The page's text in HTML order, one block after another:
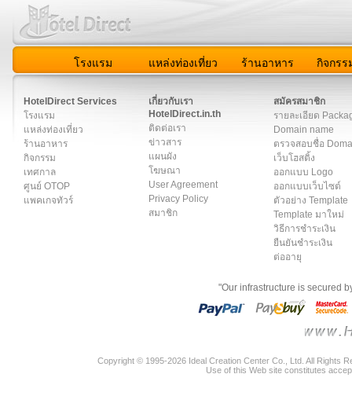
โรงแรม แหล่งท่องเที่ยว ร้านอาหาร กิจกรร
HotelDirect Services
โรงแรม
แหล่งท่องเที่ยว
ร้านอาหาร
กิจกรรม
เทศกาล
ศูนย์ OTOP
แพคเกจทัวร์
เกี่ยวกับเรา
HotelDirect.in.th
ติดต่อเรา
ข่าวสาร
แผนผัง
โฆษณา
User Agreement
Privacy Policy
สมาชิก
สมัครสมาชิก
รายละเอียด
Domain name
ตรวจสอบชื่อ
เว็บโฮสติ้ง
ออกแบบ Logo
ออกแบบเว็บไซต์
ตัวอย่าง Template
Template มาใหม่
วิธีการชำระเงิน
ยืนยันชำระเงิน
ต่ออายุ
"Our infrastructure is secured
Copyright © 1995-2026 Ideal Creation Center Co., Ltd. All Rights
Use of this Web site constitutes